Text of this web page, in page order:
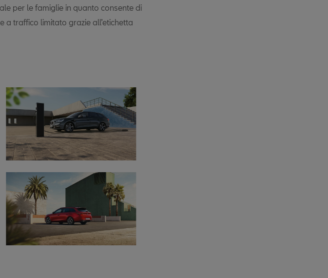
per le famiglie in quanto consente di
a traffico limitato grazie all’etichetta